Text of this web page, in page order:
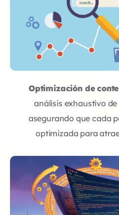
Optimización de
análisis exhaustivo
asegurando que cada
optimizada para